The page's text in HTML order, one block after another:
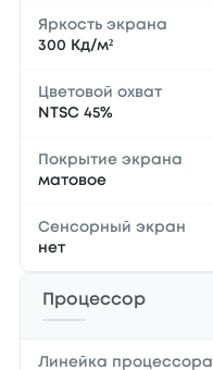
Яркость экрана
300 Кд/м²
Цветовой охват
NTSC 45%
Покрытие экрана
матовое
Сенсорный экран
нет
Процессор
Линейка процессора